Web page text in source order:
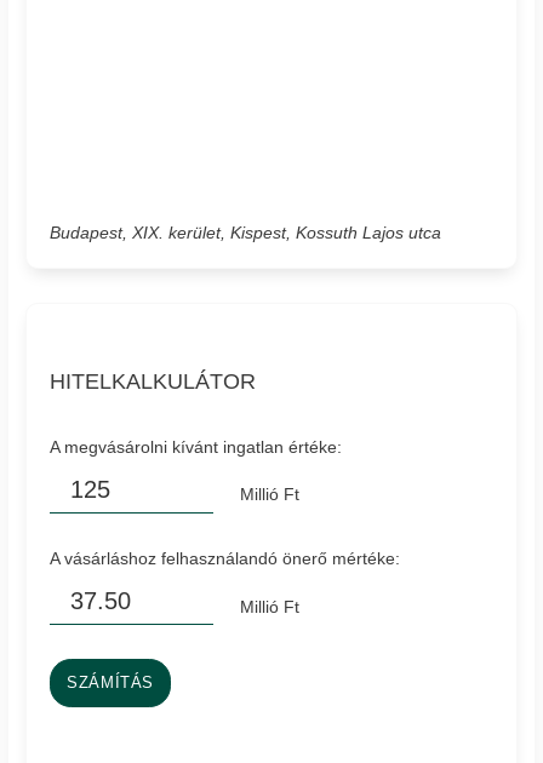
Budapest, XIX. kerület, Kispest, Kossuth Lajos utca
HITELKALKULÁTOR
A megvásárolni kívánt ingatlan értéke:
Millió Ft
A vásárláshoz felhasználandó önerő mértéke:
Millió Ft
SZÁMÍTÁS